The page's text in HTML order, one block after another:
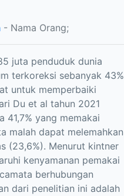
- Nama Orang;
juta penduduk dunia
terkoreksi sebanyak 43%
untuk memperbaiki
Du et al tahun 2021
yang memakai
malah dapat melemahkan
(23,6%). Menurut kintner
kenyamanan pemakai
berhubungan
dari penelitian ini adalah